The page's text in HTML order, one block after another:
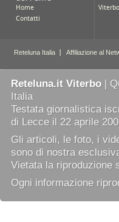
Reteluna.it Viterbo |
Italia
Testata giornalistica
di Lecce il 22 aprile
Gli articoli, le foto, i
sono di nostra
Vietata la riproduzione
Ogni informazione